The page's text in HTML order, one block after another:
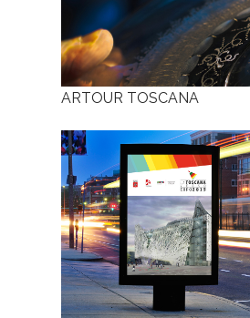
ARTOUR TOSCANA